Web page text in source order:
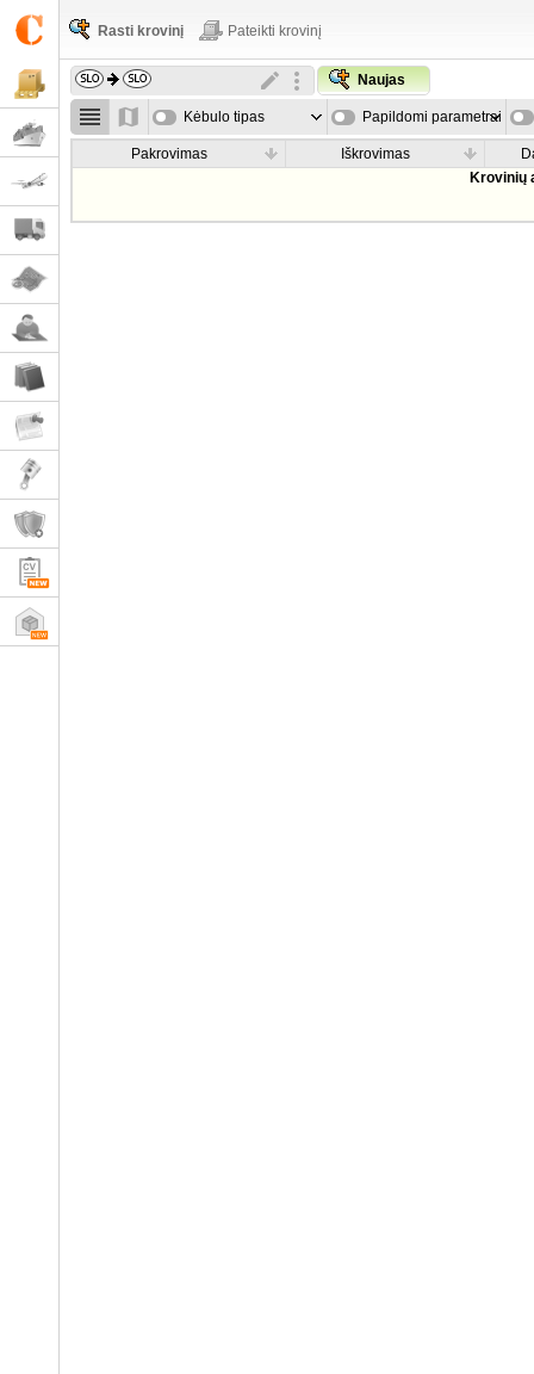
Rasti krovinį Pateikti krovinį
Naujas
Kėbulo tipas Papildomi parametrai
Pakrovimas Iškrovimas
Krovinių